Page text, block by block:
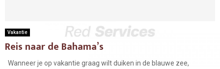
Vakantie
Reis naar de Bahama’s
Wanneer je op vakantie graag wilt duiken in de blauwe zee,